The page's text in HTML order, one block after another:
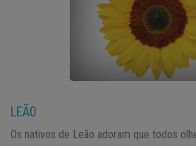
LEÃO
Os nativos de Leão adoram que todos